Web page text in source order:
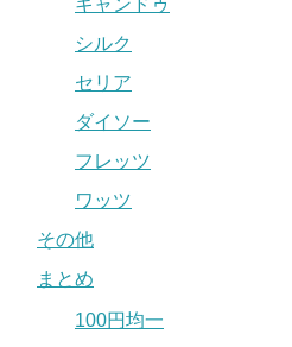
シルク
セリア
ダイソー
フレッツ
ワッツ
その他
まとめ
100円均一